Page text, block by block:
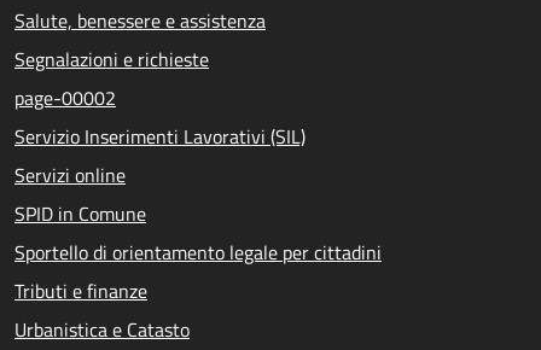
Salute, benessere e assistenza
Segnalazioni e richieste
page-00002
Servizio Inserimenti Lavorativi (SIL)
Servizi online
SPID in Comune
Sportello di orientamento legale per cittadini
Tributi e finanze
Urbanistica e Catasto